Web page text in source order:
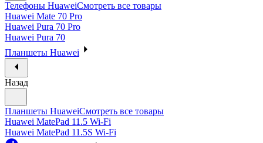
Телефоны HuaweiСмотреть все товары
Huawei Mate 70 Pro
Huawei Pura 70 Pro
Huawei Pura 70
Планшеты Huawei
Назад
Планшеты HuaweiСмотреть все товары
Huawei MatePad 11.5 Wi-Fi
Huawei MatePad 11.5S Wi-Fi